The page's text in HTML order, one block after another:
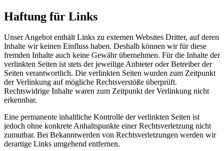
Haftung für Links
Unser Angebot enthält Links zu externen Websites Dritter, auf deren
Inhalte wir keinen Einfluss haben. Deshalb können wir für diese
fremden Inhalte auch keine Gewähr übernehmen. Für die Inhalte der
verlinkten Seiten ist stets der jeweilige Anbieter oder Betreiber der
Seiten verantwortlich. Die verlinkten Seiten wurden zum Zeitpunkt
der Verlinkung auf mögliche Rechtsverstöße überprüft.
Rechtswidrige Inhalte waren zum Zeitpunkt der Verlinkung nicht
erkennbar.
Eine permanente inhaltliche Kontrolle der verlinkten Seiten ist
jedoch ohne konkrete Anhaltspunkte einer Rechtsverletzung nicht
zumutbar. Bei Bekanntwerden von Rechtsverletzungen werden wir
derartige Links umgehend entfernen.